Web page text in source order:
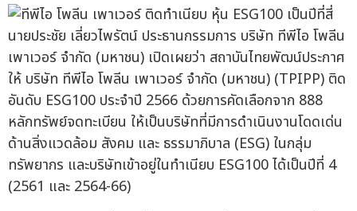
นายประชัย เลี่ยวไพรัตน์ ประธานกรรมการ บริษัท ทีพีไอ โพลีน
เพาเวอร์ จำกัด (มหาชน) เปิดเผยว่า สถาบันไทยพัฒน์ประกาศ
ให้ บริษัท ทีพีไอ โพลีน เพาเวอร์ จำกัด (มหาชน) (TPIPP) ติด
อันดับ ESG100 ประจำปี 2566 ด้วยการคัดเลือกจาก 888
หลักทรัพย์จดทะเบียน ให้เป็นบริษัทที่มีการดำเนินงานโดดเด่น
ด้านสิ่งแวดล้อม สังคม และ ธรรมาภิบาล (ESG) ในกลุ่ม
ทรัพยากร และบริษัทเข้าอยู่ในทำเนียบ ESG100 ได้เป็นปีที่ 4
(2561 และ 2564-66)